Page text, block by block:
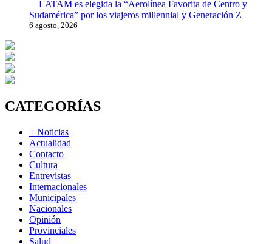
LATAM es elegida la “Aerolínea Favorita de Centro y
Sudamérica” por los viajeros millennial y Generación Z
6 agosto, 2026
CATEGORÍAS
+ Noticias
Actualidad
Contacto
Cultura
Entrevistas
Internacionales
Municipales
Nacionales
Opinión
Provinciales
Salud